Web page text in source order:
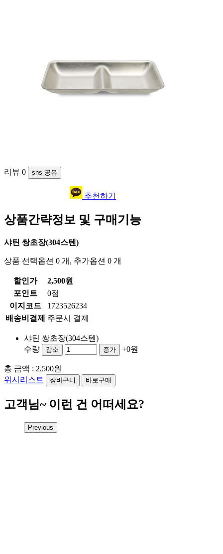
리뷰 0 sns 공유
추천하기
상품간략정보 및 구매기능
샤틴 쌍초장(304스텐)
상품 선택옵션 0 개, 추가옵션 0 개
할인가
2,500원
포인트
0점
이지코드
1723526234
배송비결제
주문시 결제
샤틴 쌍초장(304스텐)
수량
감소 증가 +0원
총 금액 : 2,500원
위시리스트
고객님~ 이런 건 어떠세요?
Previous